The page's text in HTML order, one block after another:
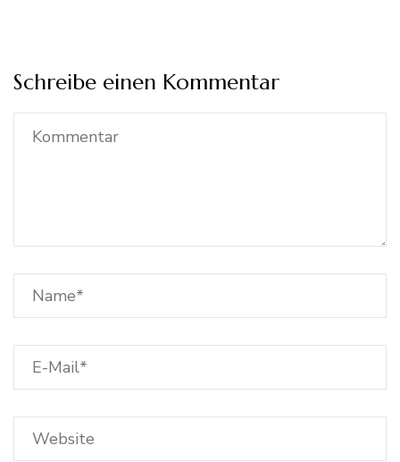
Schreibe einen Kommentar